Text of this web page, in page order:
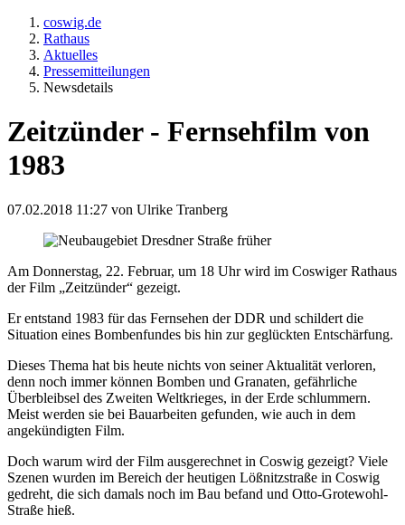
coswig.de
Rathaus
Aktuelles
Pressemitteilungen
Newsdetails
Zeitzünder - Fernsehfilm von
1983
07.02.2018 11:27 von Ulrike Tranberg
Am Donnerstag, 22. Februar, um 18 Uhr wird im Coswiger Rathaus
der Film „Zeitzünder“ gezeigt.
Er entstand 1983 für das Fernsehen der DDR und schildert die
Situation eines Bombenfundes bis hin zur geglückten Entschärfung.
Dieses Thema hat bis heute nichts von seiner Aktualität verloren,
denn noch immer können Bomben und Granaten, gefährliche
Überbleibsel des Zweiten Weltkrieges, in der Erde schlummern.
Meist werden sie bei Bauarbeiten gefunden, wie auch in dem
angekündigten Film.
Doch warum wird der Film ausgerechnet in Coswig gezeigt? Viele
Szenen wurden im Bereich der heutigen Lößnitzstraße in Coswig
gedreht, die sich damals noch im Bau befand und Otto-Grotewohl-
Straße hieß.